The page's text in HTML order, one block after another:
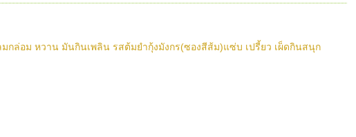
ล่อม หวาน มันกินเพลิน รสต้มยำกุ้งมังกร(ซองสีส้ม)แซ่บ เปรี้ยว เผ็ดกินสนุก